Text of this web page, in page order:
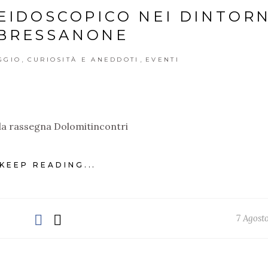
NEI
, CURIOSITÀ E ANEDDOTI , EVENTI
rassegna Dolomitincontri
KEEP READING...
7